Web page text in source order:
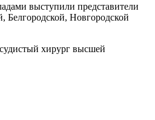
выступили представители
Белгородской, Новгородской
хирург высшей